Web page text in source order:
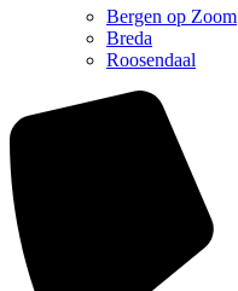
Bergen op Zoom
Breda
Roosendaal